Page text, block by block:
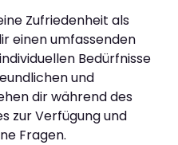
Zufriedenheit als
einen umfassenden
Bedürfnisse
und
dir während des
zur Verfügung und
Fragen.